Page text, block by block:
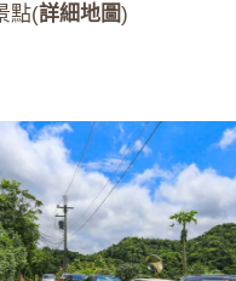
點(詳細地圖)